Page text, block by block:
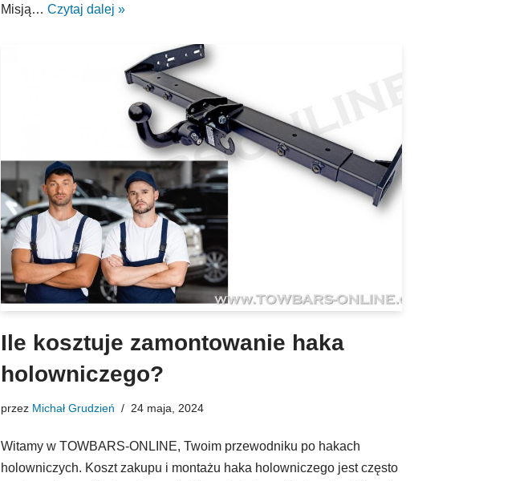
Misją… Czytaj dalej »
Ile kosztuje zamontowanie haka
holowniczego?
przez Michał Grudzień 24 maja, 2024
Witamy w TOWBARS-ONLINE, Twoim przewodniku po hakach
holowniczych. Koszt zakupu i montażu haka holowniczego jest często